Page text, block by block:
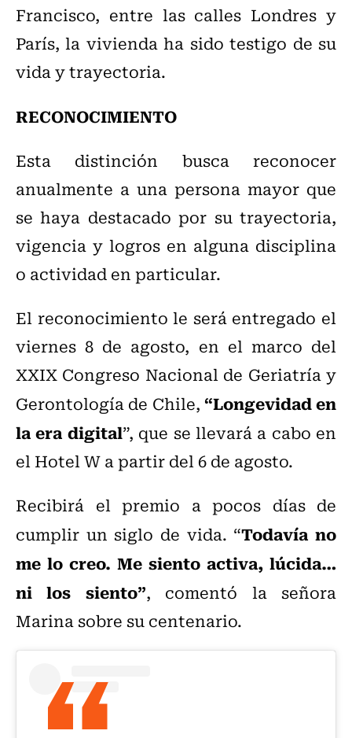
Francisco, entre las calles Londres y
París, la vivienda ha sido testigo de su
vida y trayectoria.
RECONOCIMIENTO
Esta distinción busca reconocer
anualmente a una persona mayor que
se haya destacado por su trayectoria,
vigencia y logros en alguna disciplina
o actividad en particular.
El reconocimiento le será entregado el
viernes 8 de agosto, en el marco del
XXIX Congreso Nacional de Geriatría y
Gerontología de Chile,“Longevidad en
la era digital”, que se llevará a cabo en
el Hotel W a partir del 6 de agosto.
Recibirá el premio a pocos días de
cumplir un siglo de vida. “Todavía no
me lo creo. Me siento activa, lúcida…
ni los siento”, comentó la señora
Marina sobre su centenario.